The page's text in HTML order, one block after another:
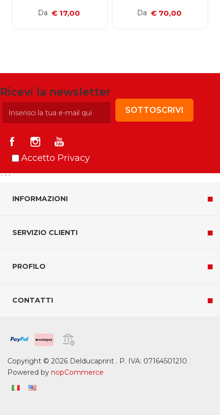
Da € 17,00 Da € 70,00
Ricevi la newsletter
SOTTOSCRIVI
Accetto Privacy
```
INFORMAZIONI
SERVIZIO CLIENTI
PROFILO
CONTATTI
Copyright © 2026 Delducaprint . P. IVA: 07164501210
Powered by nopCommerce